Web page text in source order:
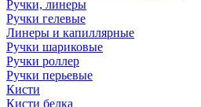
Ручки, линеры
Ручки гелевые
Линеры и капиллярные
Ручки шариковые
Ручки роллер
Ручки перьевые
Кисти
Кисти белка